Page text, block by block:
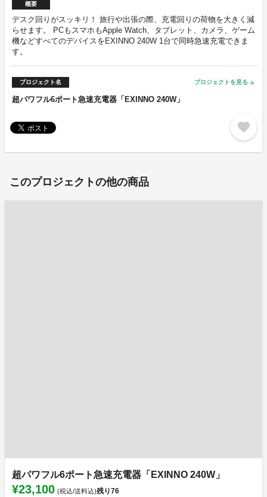
概要
デスク回りがスッキリ！ 旅行や出張の際、充電回りの荷物を大きく減
らせます。 PCもスマホもApple Watch、タブレット、カメラ、ゲーム
機などすべてのデバイスをEXINNO 240W 1台で同時急速充電できま
す。
プロジェクト名 プロジェクトを見る arrow_forward
超パワフル6ポート急速充電器「EXINNO 240W」
favorite
このプロジェクトの他の商品
超パワフル6ポート急速充電器「EXINNO 240W」
¥23,100 (税込/送料込)残り76